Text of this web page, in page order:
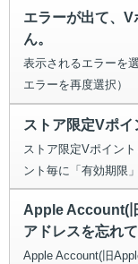
エラーが出て、
ん。
表示されるエラーを
エラーを再度選択）
ストア限定Vポイ
ストア限定Vポイン
ント毎に「有効期限」
Apple Account(
アドレスを忘れて
Apple Account(旧